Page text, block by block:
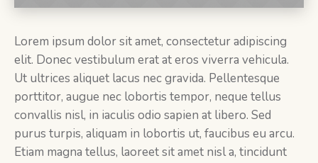
Lorem ipsum dolor sit amet, consectetur adipiscing
elit. Donec vestibulum erat at eros viverra vehicula.
Ut ultrices aliquet lacus nec gravida. Pellentesque
porttitor, augue nec lobortis tempor, neque tellus
convallis nisl, in iaculis odio sapien at libero. Sed
purus turpis, aliquam in lobortis ut, faucibus eu arcu.
Etiam magna tellus, laoreet sit amet nisl a, tincidunt